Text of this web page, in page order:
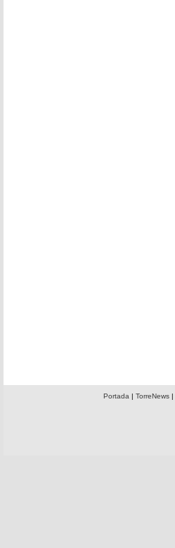
Portada | TorreNews|